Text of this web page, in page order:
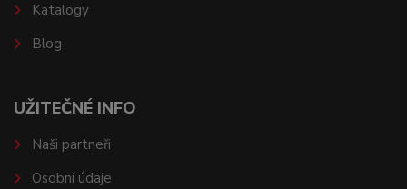
Katalogy
Blog
UŽITEČNÉ INFO
Naši partneři
Osobní údaje